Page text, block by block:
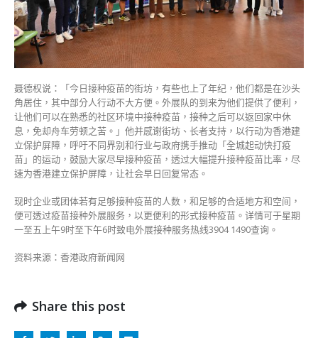
聂德权说：「今日接种疫苗的街坊，有些也上了年纪，他们都是在沙头
角居住，其中部分人行动不大方便。外展队的到来为他们提供了便利，
让他们可以在熟悉的社区环境中接种疫苗，接种之后可以返回家中休
息，免却舟车劳顿之苦。」他并感谢街坊、长者支持，以行动为香港建
立保护屏障，呼吁不同界别和行业与政府携手推动「全城起动快打疫
苗」的运动，鼓励大家尽早接种疫苗，透过大幅提升接种疫苗比率，尽
速为香港建立保护屏障，让社会早日回复常态。
现时企业或团体若有足够接种疫苗的人数，和足够的合适地方和空间，
便可透过疫苗接种外展服务，以更便利的形式接种疫苗。详情可于星期
一至五上午9时至下午6时致电外展接种服务热线3904 1490查询。
资料来源：香港政府新闻网
Share this post